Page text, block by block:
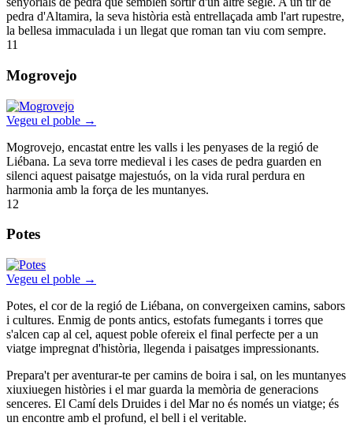
pedra d'Altamira, la seva història està entrellaçada amb l'art rupestre,
la bellesa immaculada i un llegat que roman tan viu com sempre.
11
Mogrovejo
Vegeu el poble →
Mogrovejo, encastat entre les valls i les penyases de la regió de
Liébana. La seva torre medieval i les cases de pedra guarden en
silenci aquest paisatge majestuós, on la vida rural perdura en
harmonia amb la força de les muntanyes.
12
Potes
Vegeu el poble →
Potes, el cor de la regió de Liébana, on convergeixen camins, sabors
i cultures. Enmig de ponts antics, estofats fumegants i torres que
s'alcen cap al cel, aquest poble ofereix el final perfecte per a un
viatge impregnat d'història, llegenda i paisatges impressionants.
Prepara't per aventurar-te per camins de boira i sal, on les muntanyes
xiuxiuegen històries i el mar guarda la memòria de generacions
senceres. El Camí dels Druides i del Mar no és només un viatge; és
un encontre amb el profund, el bell i el veritable.